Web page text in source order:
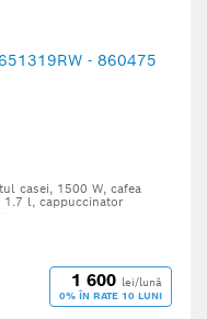
casei, 1500 W, cafea
1.7 l, cappuccinator
1 600 lei/lună
0% ÎN RATE 10 LUNI